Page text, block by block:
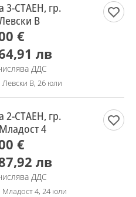
3-СТАЕН, гр.
В
€
лв
ДДС
Левски В, 26 юли
2-СТАЕН, гр.
4
€
лв
ДДС
Младост 4, 24 юли